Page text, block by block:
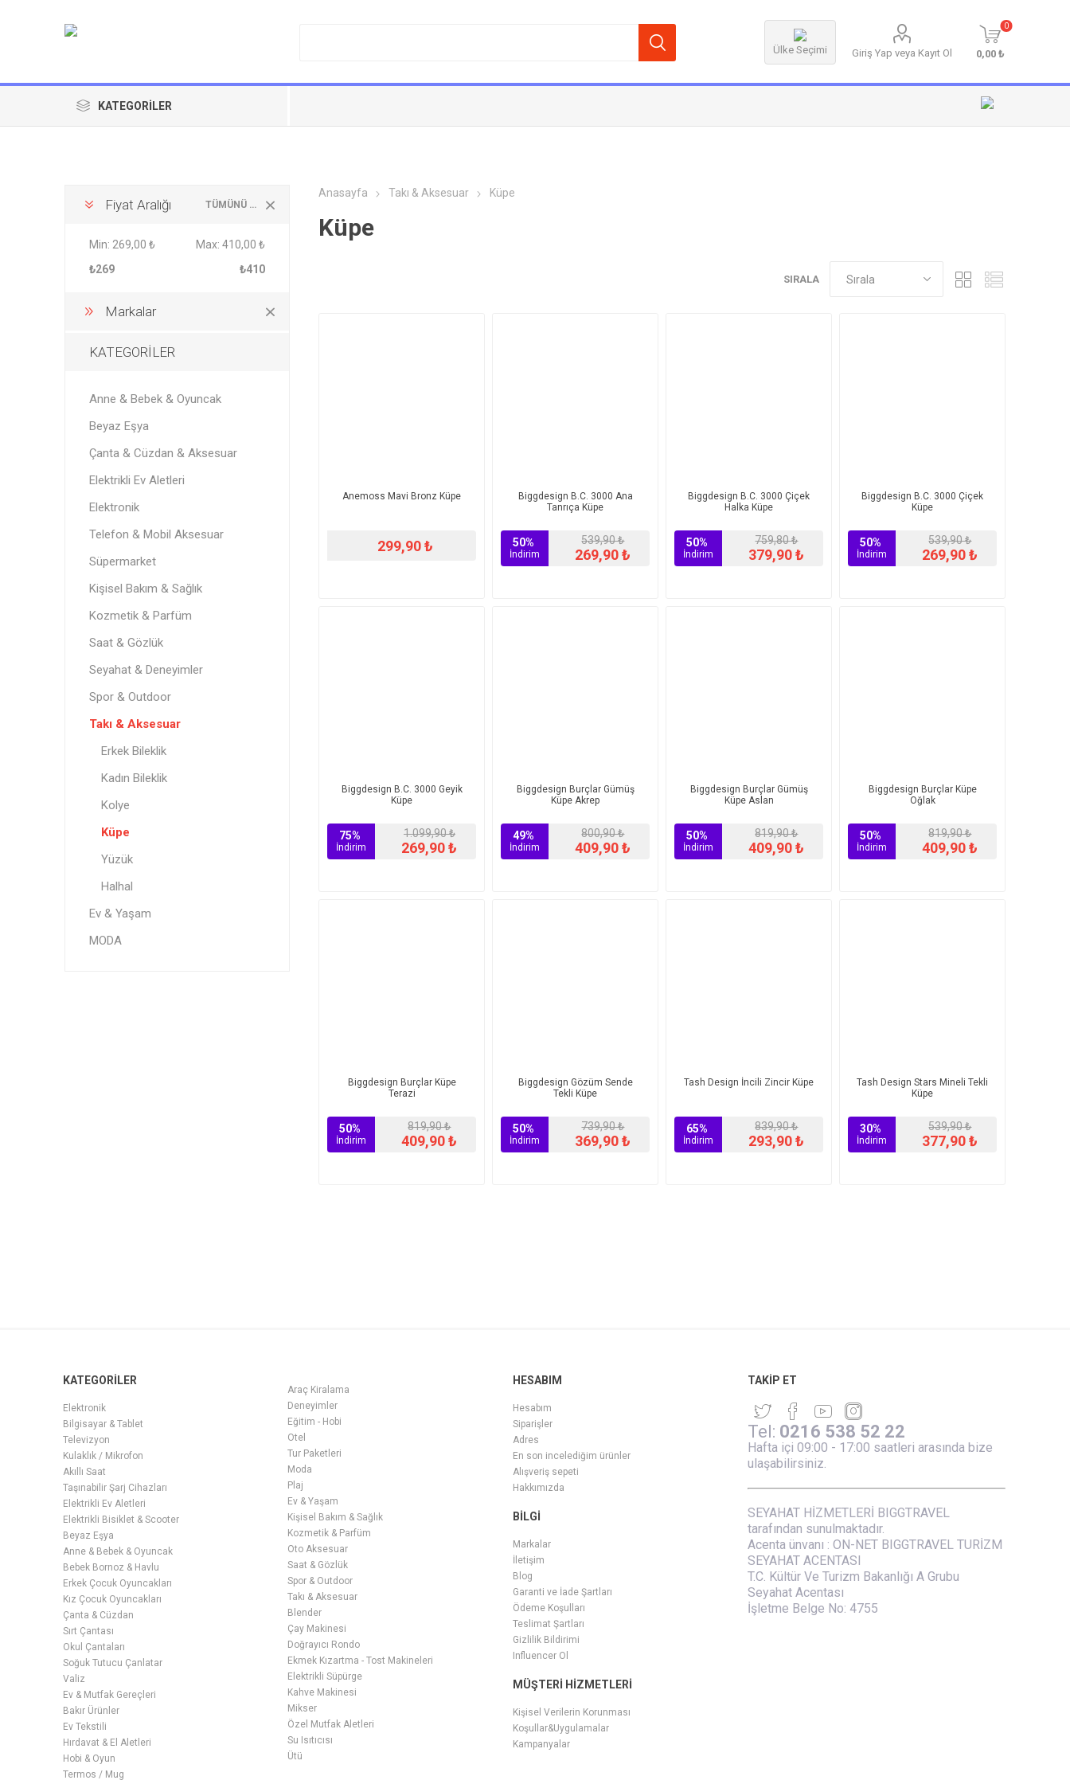
Ülke Seçimi Giriş Yap veya Kayıt Ol
0
0,00 ₺
KATEGORILER
Anasayfa Takı & Aksesuar Küpe
Küpe
SIRALA
Anemoss Mavi Bronz Küpe
299,90 ₺
Biggdesign B.C. 3000 Ana
Tanrıça Küpe
50%
İndirim
539,90 ₺
269,90 ₺
Biggdesign B.C. 3000 Çiçek
Halka Küpe
50%
İndirim
759,80 ₺
379,90 ₺
Biggdesign B.C. 3000 Çiçek
Küpe
50%
İndirim
539,90 ₺
269,90 ₺
Biggdesign B.C. 3000 Geyik
Küpe
75%
İndirim
1.099,90 ₺
269,90 ₺
Biggdesign Burçlar Gümüş
Küpe Akrep
49%
İndirim
800,90 ₺
409,90 ₺
Biggdesign Burçlar Gümüş
Küpe Aslan
50%
İndirim
819,90 ₺
409,90 ₺
Biggdesign Burçlar Küpe
Oğlak
50%
İndirim
819,90 ₺
409,90 ₺
Biggdesign Burçlar Küpe
Terazi
50%
İndirim
819,90 ₺
409,90 ₺
Biggdesign Gözüm Sende
Tekli Küpe
50%
İndirim
739,90 ₺
369,90 ₺
Tash Design İncili Zincir Küpe
65%
İndirim
839,90 ₺
293,90 ₺
Tash Design Stars Mineli Tekli
Küpe
30%
İndirim
539,90 ₺
377,90 ₺
TÜMÜNÜ TEMIZLE
Fiyat Aralığı
Min: 269,00 ₺ Max: 410,00 ₺
₺269
₺410
Markalar
KATEGORİLER
Anne & Bebek & Oyuncak
Beyaz Eşya
Çanta & Cüzdan & Aksesuar
Elektrikli Ev Aletleri
Elektronik
Telefon & Mobil Aksesuar
Süpermarket
Kişisel Bakım & Sağlık
Kozmetik & Parfüm
Saat & Gözlük
Seyahat & Deneyimler
Spor & Outdoor
Takı & Aksesuar
Erkek Bileklik
Kadın Bileklik
Kolye
Küpe
Yüzük
Halhal
Ev & Yaşam
MODA
KATEGORİLER
Elektronik
Bilgisayar & Tablet
Televizyon
Kulaklık / Mikrofon
Akıllı Saat
Taşınabilir Şarj Cihazları
Elektrikli Ev Aletleri
Elektrikli Bisiklet & Scooter
Beyaz Eşya
Anne & Bebek & Oyuncak
Bebek Bornoz & Havlu
Erkek Çocuk Oyuncakları
Kız Çocuk Oyuncakları
Çanta & Cüzdan
Sırt Çantası
Okul Çantaları
Soğuk Tutucu Çanlatar
Valiz
Ev & Mutfak Gereçleri
Bakır Ürünler
Ev Tekstili
Hırdavat & El Aletleri
Hobi & Oyun
Termos / Mug
Araç Kiralama
Deneyimler
Eğitim - Hobi
Otel
Tur Paketleri
Moda
Plaj
Ev & Yaşam
Kişisel Bakım & Sağlık
Kozmetik & Parfüm
Oto Aksesuar
Saat & Gözlük
Spor & Outdoor
Takı & Aksesuar
Blender
Çay Makinesi
Doğrayıcı Rondo
Ekmek Kızartma - Tost Makineleri
Elektrikli Süpürge
Kahve Makinesi
Mikser
Özel Mutfak Aletleri
Su Isıtıcısı
Ütü
HESABIM
Hesabım
Siparişler
Adres
En son incelediğim ürünler
Alışveriş sepeti
Hakkımızda
BILGI
Markalar
İletişim
Blog
Garanti ve İade Şartları
Ödeme Koşulları
Teslimat Şartları
Gizlilik Bildirimi
Influencer Ol
MÜŞTERI HIZMETLERI
Kişisel Verilerin Korunması
Koşullar&Uygulamalar
Kampanyalar
TAKIP ET
Tel: 0216 538 52 22
Hafta içi 09:00 - 17:00 saatleri arasında bize
ulaşabilirsiniz.
SEYAHAT HİZMETLERİ BIGGTRAVEL
tarafından sunulmaktadır.
Acenta ünvanı : ON-NET BIGGTRAVEL TURİZM
SEYAHAT ACENTASI
T.C. Kültür Ve Turizm Bakanlığı A Grubu
Seyahat Acentası
İşletme Belge No: 4755